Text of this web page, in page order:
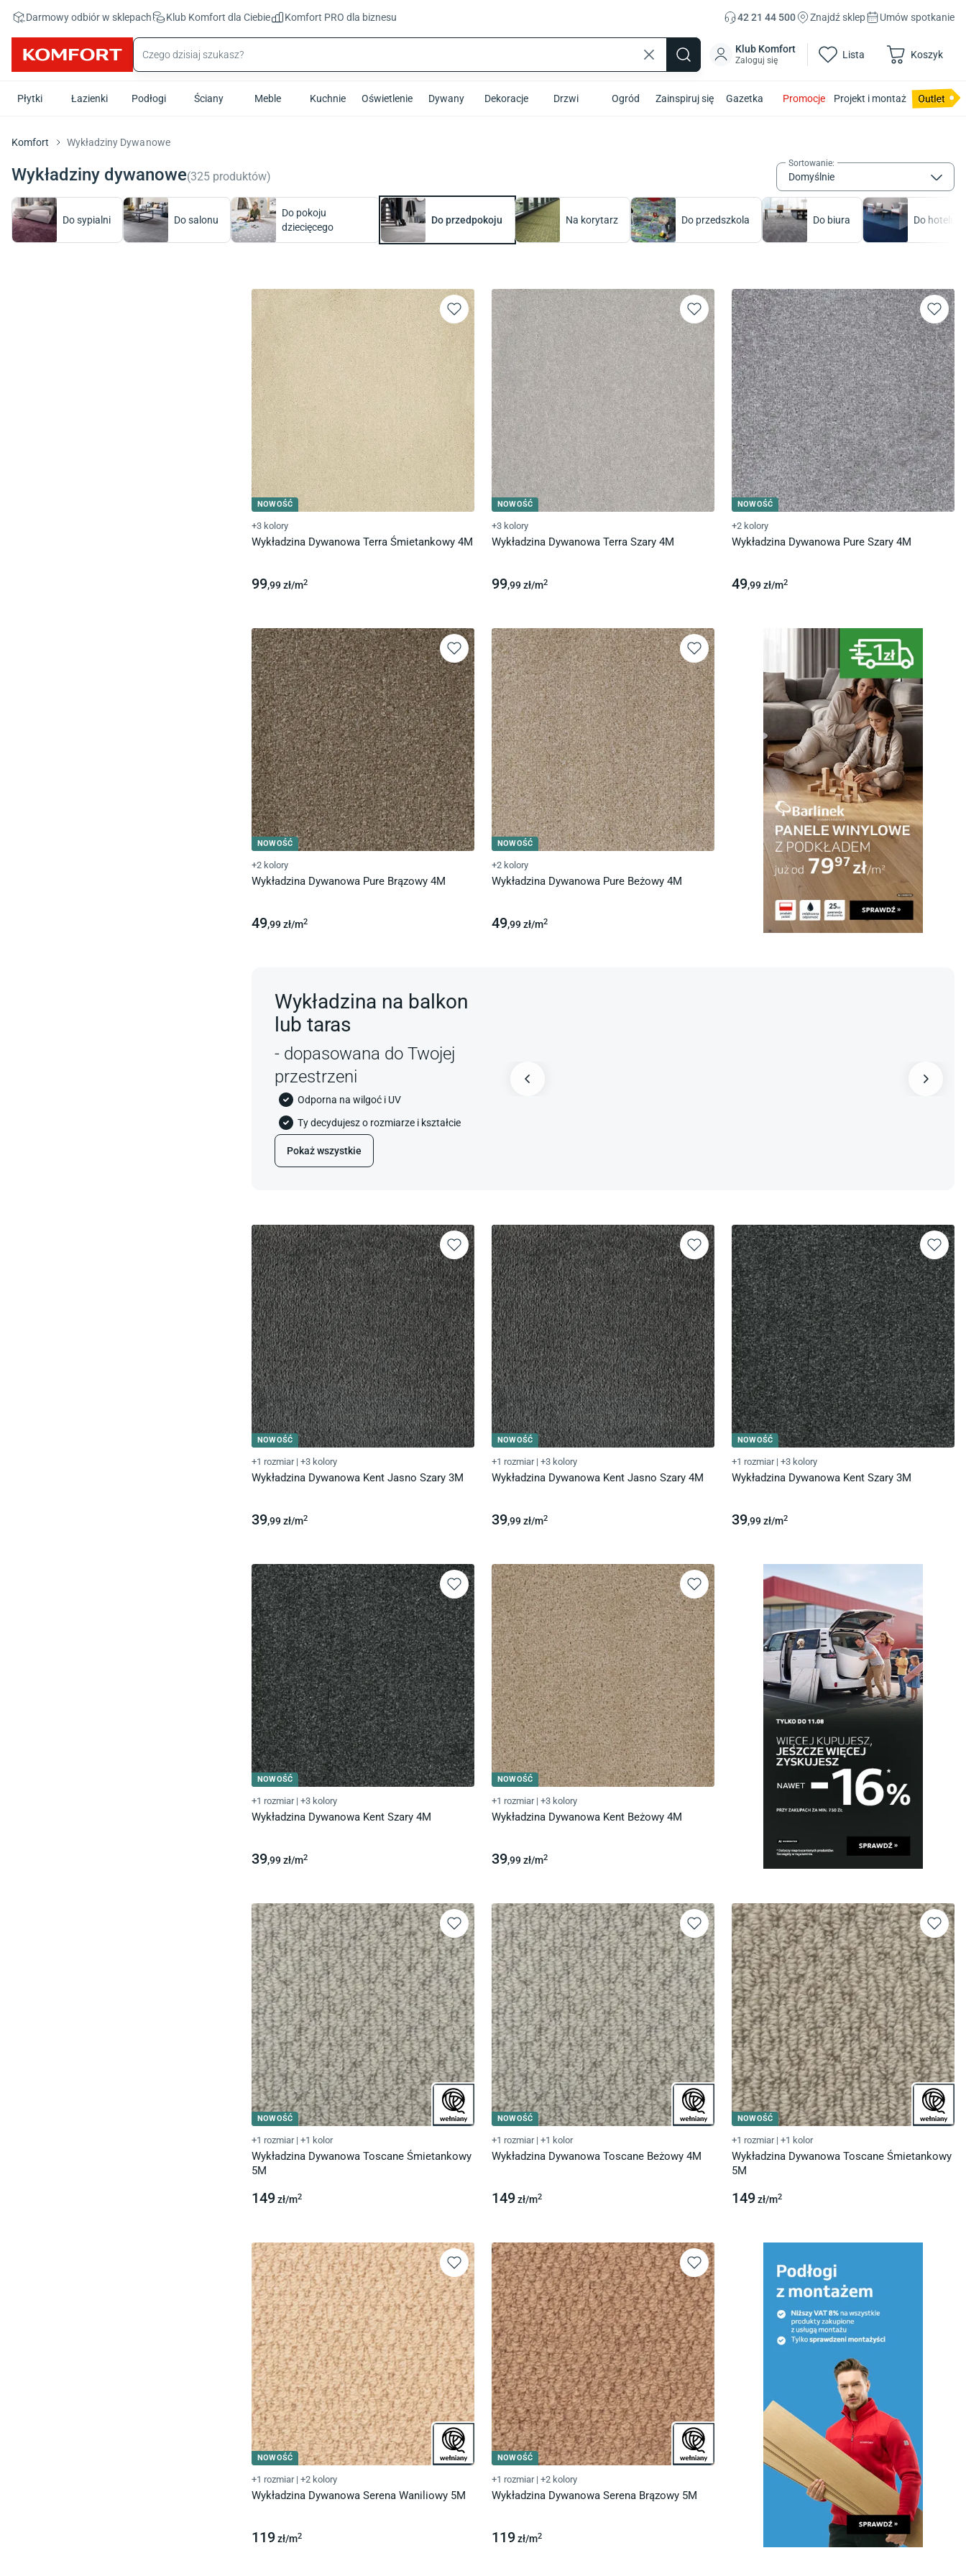
Darmowy odbiór w sklepach Klub Komfort dla Ciebie Komfort PRO dla biznesu 42 21 44 500 Znajdź sklep Umów spotkanie
Klub Komfort
Zaloguj się Lista Koszyk
Płytki Łazienki Podłogi Ściany Meble Kuchnie Oświetlenie Dywany Dekoracje Drzwi Ogród Zainspiruj się Gazetka Promocje Projekt i montaż
Komfort Wykładziny Dywanowe
Wykładziny dywanowe(325 produktów)
Sortowanie:
Domyślnie
Do sypialni Do salonu
Do pokoju
dziecięcego
Do przedpokoju Na korytarz Do przedszkola Do biura Do hotelu
NOWOŚĆ
+3 kolory
Wykładzina Dywanowa Terra Śmietankowy 4M
99,99zł/m2
NOWOŚĆ
+3 kolory
Wykładzina Dywanowa Terra Szary 4M
99,99zł/m2
NOWOŚĆ
+2 kolory
Wykładzina Dywanowa Pure Szary 4M
49,99zł/m2
NOWOŚĆ
+2 kolory
Wykładzina Dywanowa Pure Brązowy 4M
49,99zł/m2
NOWOŚĆ
+2 kolory
Wykładzina Dywanowa Pure Beżowy 4M
49,99zł/m2
Wykładzina na balkon
lub taras
- dopasowana do Twojej
przestrzeni
Odporna na wilgoć i UV
Ty decydujesz o rozmiarze i kształcie
Pokaż wszystkie
NOWOŚĆ
+1 rozmiar | +3 kolory
Wykładzina Dywanowa Kent Jasno Szary 3M
39,99zł/m2
NOWOŚĆ
+1 rozmiar | +3 kolory
Wykładzina Dywanowa Kent Jasno Szary 4M
39,99zł/m2
NOWOŚĆ
+1 rozmiar | +3 kolory
Wykładzina Dywanowa Kent Szary 3M
39,99zł/m2
NOWOŚĆ
+1 rozmiar | +3 kolory
Wykładzina Dywanowa Kent Szary 4M
39,99zł/m2
NOWOŚĆ
+1 rozmiar | +3 kolory
Wykładzina Dywanowa Kent Beżowy 4M
39,99zł/m2
NOWOŚĆ
+1 rozmiar | +1 kolor
Wykładzina Dywanowa Toscane Śmietankowy
5M
149zł/m2
NOWOŚĆ
+1 rozmiar | +1 kolor
Wykładzina Dywanowa Toscane Beżowy 4M
149zł/m2
NOWOŚĆ
+1 rozmiar | +1 kolor
Wykładzina Dywanowa Toscane Śmietankowy
5M
149zł/m2
NOWOŚĆ
+1 rozmiar | +2 kolory
Wykładzina Dywanowa Serena Waniliowy 5M
119zł/m2
NOWOŚĆ
+1 rozmiar | +2 kolory
Wykładzina Dywanowa Serena Brązowy 5M
119zł/m2